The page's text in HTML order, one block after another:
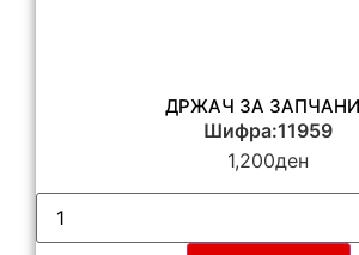
ДРЖАЧ ЗА
Шифра:11959
1,200ден